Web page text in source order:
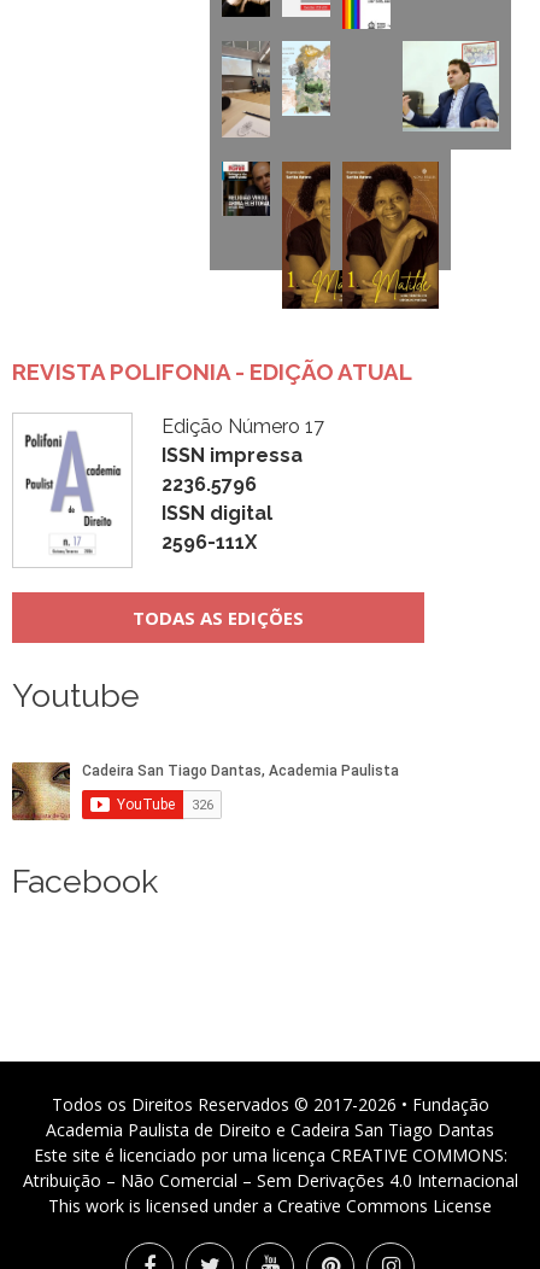
REVISTA POLIFONIA - EDIÇÃO ATUAL
Edição Número 17
ISSN impressa
2236.5796
ISSN digital
2596-111X
TODAS AS EDIÇÕES
Youtube
Facebook
Todos os Direitos Reservados © 2017-2026 • Fundação
Academia Paulista de Direito e Cadeira San Tiago Dantas
Este site é licenciado por uma licença CREATIVE COMMONS:
Atribuição – Não Comercial – Sem Derivações 4.0 Internacional
This work is licensed under a Creative Commons License